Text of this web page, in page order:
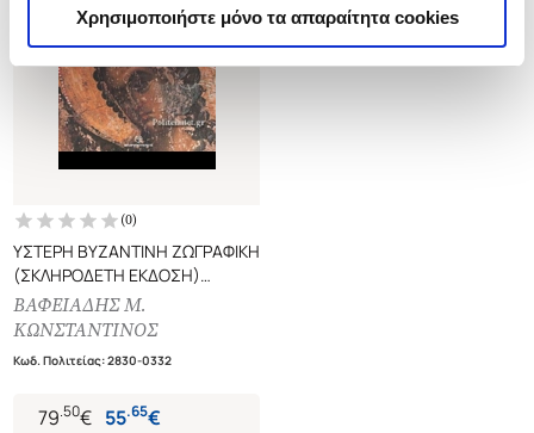
Χρησιμοποιήστε μόνο τα απαραίτητα cookies
(0)
ΥΣΤΕΡΗ ΒΥΖΑΝΤΙΝΗ ΖΩΓΡΑΦΙΚΗ
(ΣΚΛΗΡΟΔΕΤΗ ΕΚΔΟΣΗ)
ΧΩΡΟΣ ΚΑΙ ΜΟΡΦΗ ΣΤΗΝ
ΤΕΧΝΗ ΤΗΣ
1450
ΒΑΦΕΙΑΔΗΣ Μ.
ΚΩΝΣΤΑΝΤΙΝΟΣ
Κωδ. Πολιτείας:2830-0332
79.50€ 55.65€